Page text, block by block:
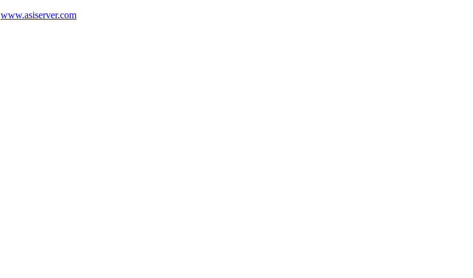
www.asiserver.com